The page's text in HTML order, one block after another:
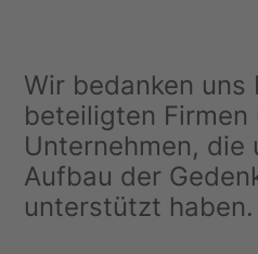
Wir bedanken uns
beteiligten Firmen
Unternehmen, die
Aufbau der
unterstützt haben.